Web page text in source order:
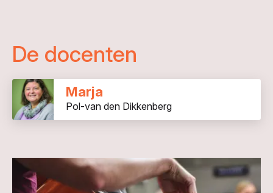
De docenten
Marja
Pol-van den Dikkenberg